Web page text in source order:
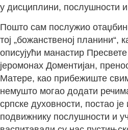
у дисциплини, послушности
Пошто сам послужио
тој „божанственој
описујући манастир
јеромонах Доментијан,
Матере, као прибежиште
немушто могао додати
српске духовности, постао
подвижнику послушности и